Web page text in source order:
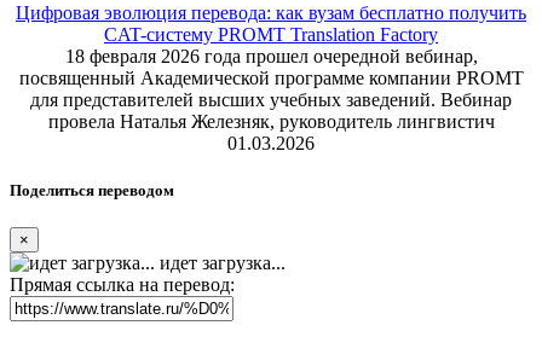
Цифровая эволюция перевода: как вузам бесплатно получить
CAT-систему PROMT Translation Factory
18 февраля 2026 года прошел очередной вебинар,
посвященный Академической программе компании PROMT
для представителей высших учебных заведений. Вебинар
провела Наталья Железняк, руководитель лингвистич
01.03.2026
Поделиться переводом
×
идет загрузка...
Прямая ссылка на перевод: